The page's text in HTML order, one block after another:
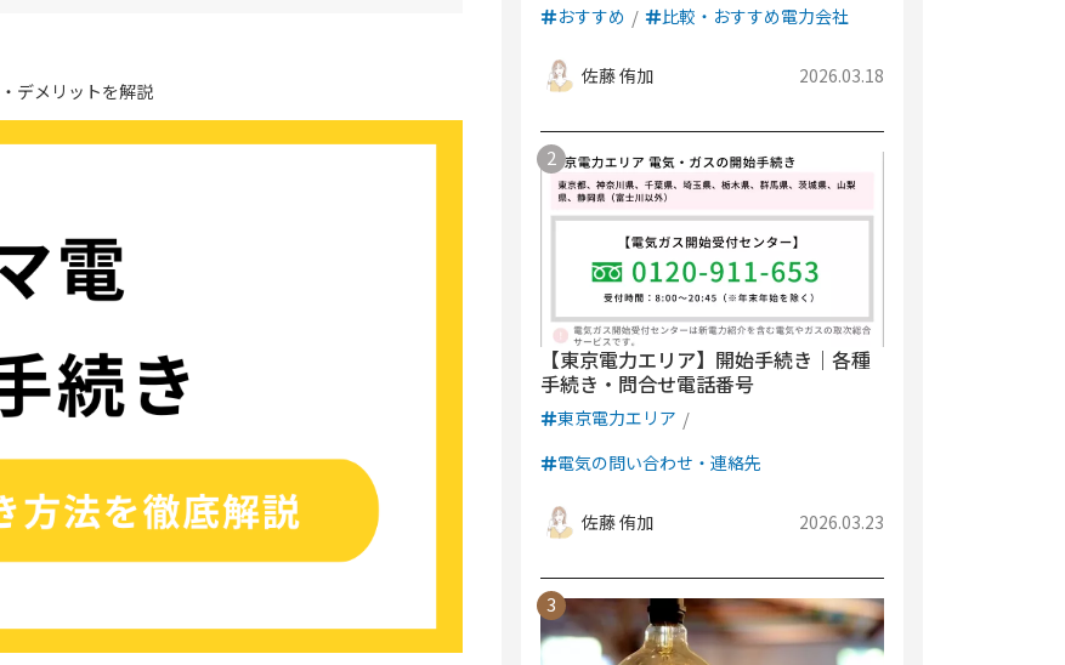
デメリットを解説
おすすめ 比較・おすすめ電力会社
佐藤 侑加 2026.03.18
【東京電力エリア】開始手続き｜各種
手続き・問合せ電話番号
東京電力エリア
電気の問い合わせ・連絡先
佐藤 侑加 2026.03.23